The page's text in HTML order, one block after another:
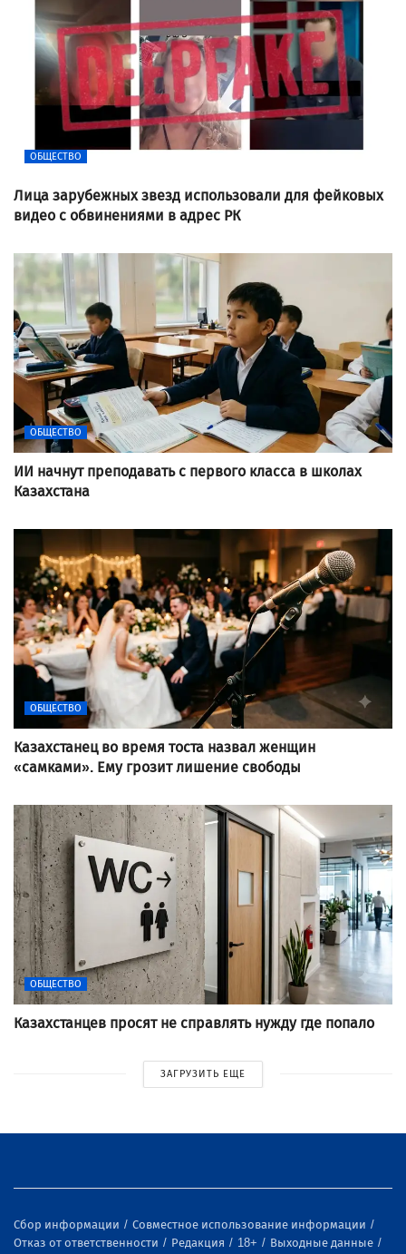
ОБЩЕСТВО
Лица зарубежных звезд использовали для фейковых
видео с обвинениями в адрес РК
ОБЩЕСТВО
ИИ начнут преподавать с первого класса в школах
Казахстана
ОБЩЕСТВО
Казахстанец во время тоста назвал женщин
«самками». Ему грозит лишение свободы
ОБЩЕСТВО
Казахстанцев просят не справлять нужду где попало
ЗАГРУЗИТЬ ЕЩЕ
Сбор информации
Совместное использование информации
Отказ от ответственности
Редакция 18+ Выходные данные